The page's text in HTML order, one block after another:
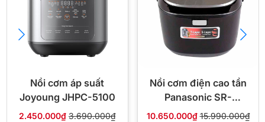
Lưu ý: Hình ảnh và nội dung sản phẩm chỉ mang
tính chất minh họa, chi tiết sản phẩm, màu sắc có
thể thay đổi tùy theo sản phẩm thực tế.
Nồi cơm điện tử chống dính tự nhiên Joyoung JNRC-502 1.8
lít
Nồi cơm điện cao tần chống dính tự nhiên Joyoung JNRC-
Nồi cơm áp suất
Joyoung JHPC-5100
2.450.000₫ 3.690.000₫
Nồi cơm điện cao tần
Panasonic SR-
HB184KRA dung tích
10.650.000₫ 15.990.000₫